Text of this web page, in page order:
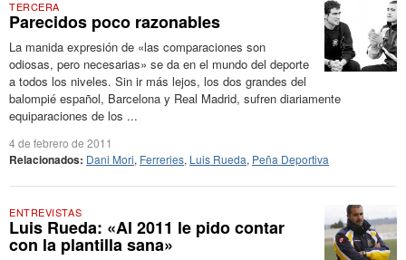
TERCERA
Parecidos poco razonables
La manida expresión de «las comparaciones son
odiosas, pero necesarias» se da en el mundo del deporte
a todos los niveles. Sin ir más lejos, los dos grandes del
balompié español, Barcelona y Real Madrid, sufren diariamente
equiparaciones de los ...
4 de febrero de 2011
Relacionados: Dani Mori, Ferreries, Luis Rueda, Peña Deportiva
ENTREVISTAS
Luis Rueda: «Al 2011 le pido contar
con la plantilla sana»